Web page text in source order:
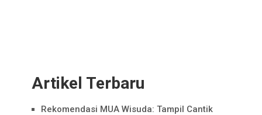
Artikel Terbaru
Rekomendasi MUA Wisuda: Tampil Cantik